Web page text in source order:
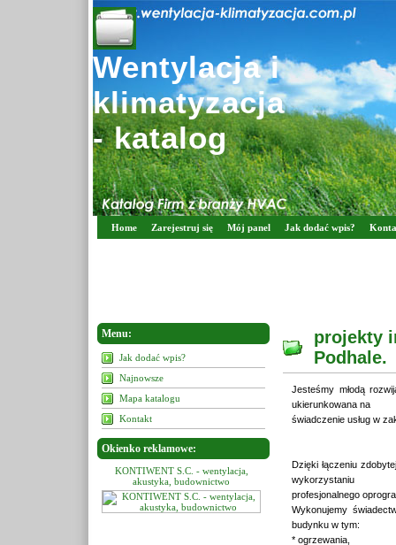
Wentylacja i
klimatyzacja
- katalog
Home Zarejestruj się Mój panel Jak dodać wpis?
Menu:
Jak dodać wpis?
Najnowsze
Mapa katalogu
Kontakt
Okienko reklamowe:
KONTIWENT S.C. - wentylacja,
akustyka, budownictwo
KONTIWENT S.C. -
akustyka, budownictwo
projekty
Podhale.
Jesteśmy młodą
ukierunkowana na
świadczenie usług w
Dzięki łączeniu
wykorzystaniu
profesjonalnego
Wykonujemy
budynku w tym:
* ogrzewania,